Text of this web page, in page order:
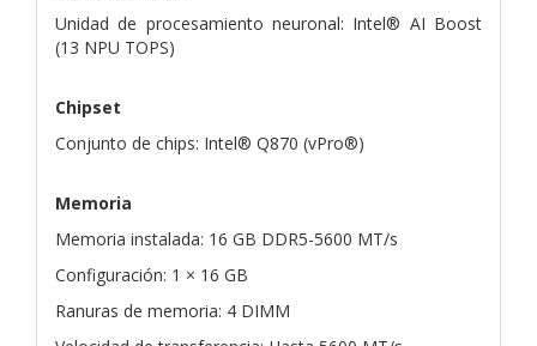
Unidad de procesamiento neuronal: Intel® AI Boost
(13 NPU TOPS)
Chipset
Conjunto de chips: Intel® Q870 (vPro®)
Memoria
Memoria instalada: 16 GB DDR5-5600 MT/s
Configuración: 1 × 16 GB
Ranuras de memoria: 4 DIMM